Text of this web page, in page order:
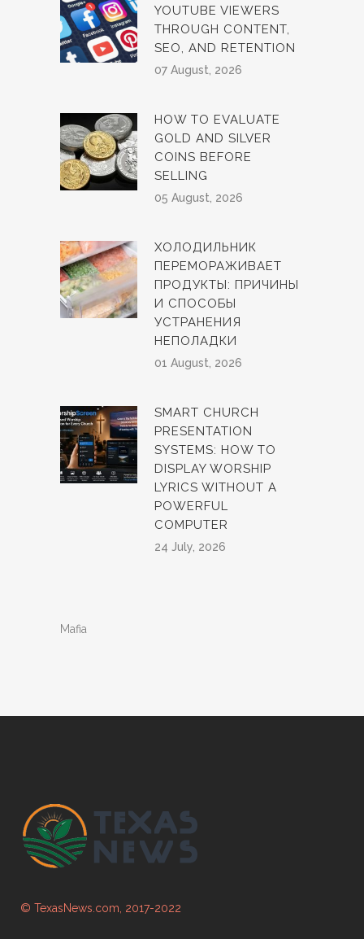
YOUTUBE VIEWERS
THROUGH CONTENT,
SEO, AND RETENTION
07 August, 2026
HOW TO EVALUATE
GOLD AND SILVER
COINS BEFORE
SELLING
05 August, 2026
ХОЛОДИЛЬНИК
ПЕРЕМОРАЖИВАЕТ
ПРОДУКТЫ: ПРИЧИНЫ
И СПОСОБЫ
УСТРАНЕНИЯ
НЕПОЛАДКИ
01 August, 2026
SMART CHURCH
PRESENTATION
SYSTEMS: HOW TO
DISPLAY WORSHIP
LYRICS WITHOUT A
POWERFUL
COMPUTER
24 July, 2026
Mafia
© TexasNews.com, 2017-2022